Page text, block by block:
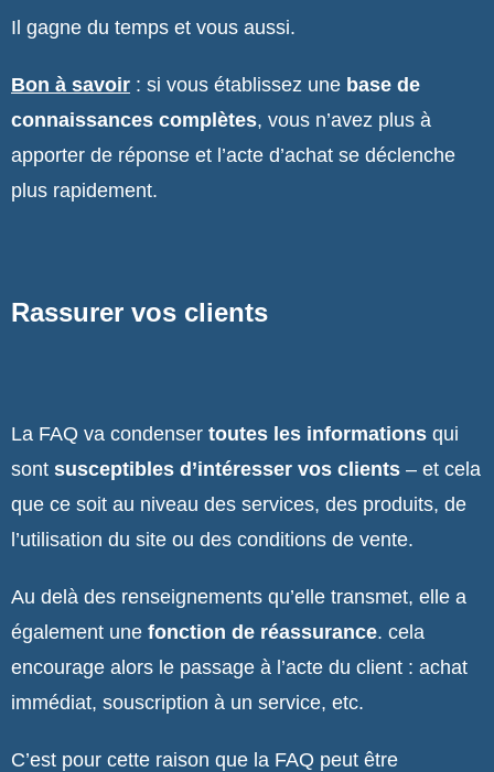
Il gagne du temps et vous aussi.
Bon à savoir : si vous établissez une base de
connaissances complètes, vous n’avez plus à
apporter de réponse et l’acte d’achat se déclenche
plus rapidement.
Rassurer vos clients
La FAQ va condenser toutes les informations qui
sont susceptibles d’intéresser vos clients – et cela
que ce soit au niveau des services, des produits, de
l’utilisation du site ou des conditions de vente.
Au delà des renseignements qu’elle transmet, elle a
également une fonction de réassurance. cela
encourage alors le passage à l’acte du client : achat
immédiat, souscription à un service, etc.
C’est pour cette raison que la FAQ peut être